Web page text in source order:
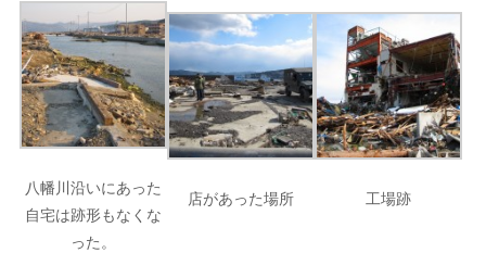
八幡川沿いにあった
自宅は跡形もなくな
った。
店があった場所 工場跡